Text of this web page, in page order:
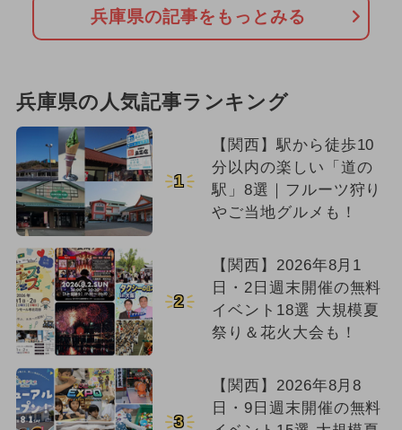
兵庫県の記事をもっとみる
兵庫県の人気記事ランキング
1
【関西】駅から徒歩10
分以内の楽しい「道の
駅」8選｜フルーツ狩り
やご当地グルメも！
2
【関西】2026年8月1
日・2日週末開催の無料
イベント18選 大規模夏
祭り＆花火大会も！
3
【関西】2026年8月8
日・9日週末開催の無料